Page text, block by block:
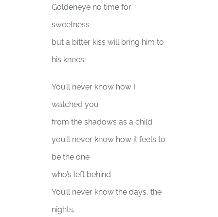
Goldeneye no time for
sweetness
but a bitter kiss will bring him to
his knees
You’ll never know how I
watched you
from the shadows as a child
you’ll never know how it feels to
be the one
who’s left behind
You’ll never know the days, the
nights,